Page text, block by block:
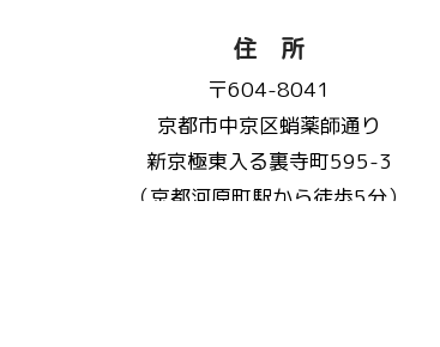
住 所
〒604-8041
京都市中京区蛸薬師通り
新京極東入る裏寺町595-3
（京都河原町駅から徒歩5分）